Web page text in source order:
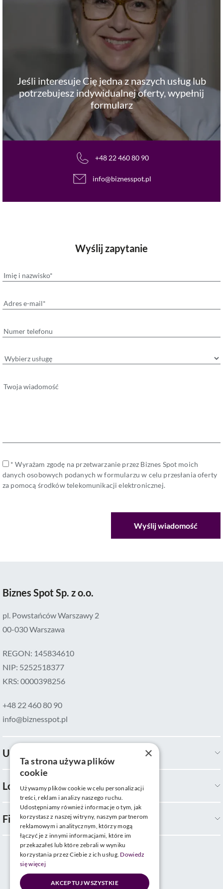
Jeśli interesuje Cię jedna z naszych usług lub
potrzebujesz indywidualnej oferty, wypełnij
formularz
+48 22 460 80 90
info@biznesspot.pl
Wyślij zapytanie
* Wyrażam zgodę na przetwarzanie przez Biznes Spot moich
danych osobowych podanych w formularzu w celu przesłania oferty
za pomocą środków telekomunikacji elektronicznej.
Biznes Spot Sp. z o.o.
pl. Powstańców Warszawy 2
00-030 Warszawa
REGON: 145834610
NIP: 5252518377
KRS: 0000398256
+48 22 460 80 90
info@biznesspot.pl
Usługi
Lokalizacje
Firma
×
Ta strona używa plików
cookie
Używamy plików cookie w celu personalizacji
treści, reklam i analizy naszego ruchu.
Udostępniamy również informacje o tym, jak
korzystasz z naszej witryny, naszym partnerom
reklamowym i analitycznym, którzy mogą
łączyć je z innymi informacjami, które im
przekazałeś lub które zebrali w wyniku
korzystania przez Ciebie z ich usług. Dowiedz
się więcej
AKCEPTUJ WSZYSTKIE